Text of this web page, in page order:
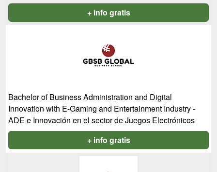
+ info gratis
Bachelor of Business Administration and Digital
Innovation with E-Gaming and Entertainment Industry -
ADE e Innovación en el sector de Juegos Electrónicos
+ info gratis